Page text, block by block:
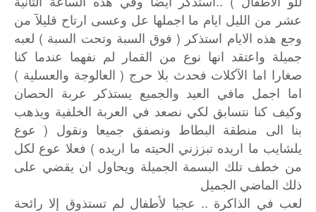
عشر من الليل ايام ما اجملها عل وعسى ارتاح قليلآ من
وجع هذه الايام استذكر ( فوق السبة وتحت السبة ) لعبه
جميلة واعتقد انها نوع من القمار لم نفهما عندما كنا
صغارا اما الآكلات فحدث بلا حرج ( العالوجة والعسلية )
اما اجمل مافي العيد والجميع يستذكر عربة الحصان
وكيف كنا نتسابق لكي نصعد في العربة الخلفية ويذهب
بنا الى منطقة البطاط ونصفق جميعا ونقول ( عوع
يلشايب ما اريده تبززني الحيته ما اريده ) فعلا عوع لكل
من خطف تلك البسمة الجميلة ويحاول ان يقضي على
ذلك الماضي الجميل
لعب في الذاكرة .. عجبا لأطفال لم تستذوق إلا رائحة